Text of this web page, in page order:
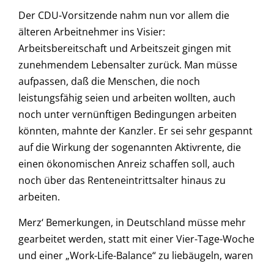
Der CDU-Vorsitzende nahm nun vor allem die
älteren Arbeitnehmer ins Visier:
Arbeitsbereitschaft und Arbeitszeit gingen mit
zunehmendem Lebensalter zurück. Man müsse
aufpassen, daß die Menschen, die noch
leistungsfähig seien und arbeiten wollten, auch
noch unter vernünftigen Bedingungen arbeiten
könnten, mahnte der Kanzler. Er sei sehr gespannt
auf die Wirkung der sogenannten Aktivrente, die
einen ökonomischen Anreiz schaffen soll, auch
noch über das Renteneintrittsalter hinaus zu
arbeiten.
Merz‘ Bemerkungen, in Deutschland müsse mehr
gearbeitet werden, statt mit einer Vier-Tage-Woche
und einer „Work-Life-Balance“ zu liebäugeln, waren